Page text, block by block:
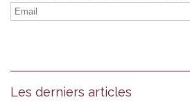
Les derniers articles